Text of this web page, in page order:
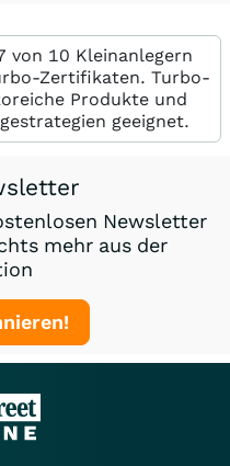
von 10 Kleinanlegern
Zertifikaten. Turbo-
Produkte und
geeignet.
Newsletter
mehr aus der